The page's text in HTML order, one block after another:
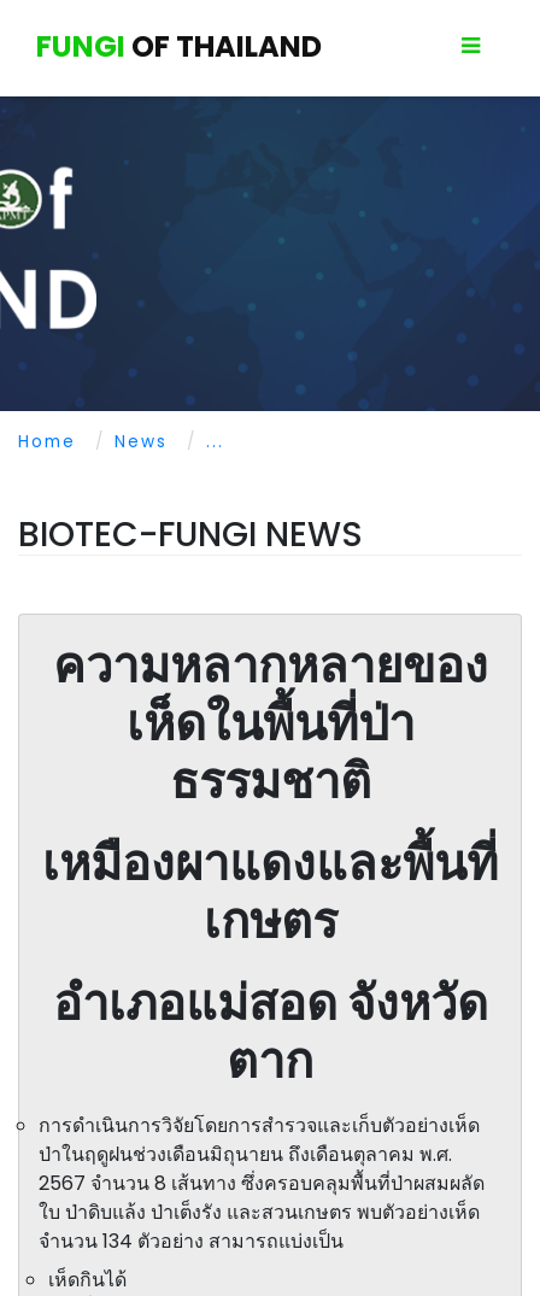
FUNGI OF THAILAND
Home News ...
BIOTEC-FUNGI NEWS
ความหลากหลายของ
เห็ดในพื้นที่ป่า
ธรรมชาติ
เหมืองผาแดงและพื้นที่
เกษตร
อำเภอแม่สอด จังหวัด
ตาก
การดำเนินการวิจัยโดยการสำรวจและเก็บตัวอย่างเห็ด
ป่าในฤดูฝนช่วงเดือนมิถุนายน ถึงเดือนตุลาคม พ.ศ.
2567 จำนวน 8 เส้นทาง ซึ่งครอบคลุมพื้นที่ป่าผสมผลัด
ใบ ป่าดิบแล้ง ป่าเต็งรัง และสวนเกษตร พบตัวอย่างเห็ด
จำนวน 134 ตัวอย่าง สามารถแบ่งเป็น
เห็ดกินได้